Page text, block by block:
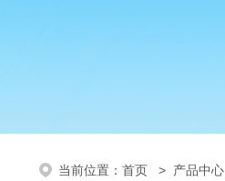
当前位置： 首页 > 产品中心